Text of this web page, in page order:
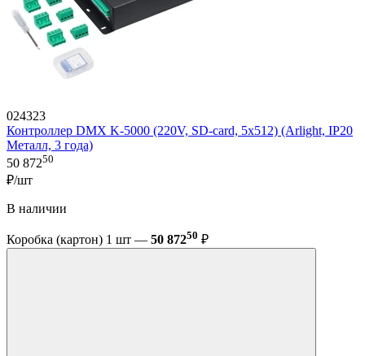
024323
Контроллер DMX K-5000 (220V, SD-card, 5x512) (Arlight, IP20
Металл, 3 года)
50 87250
₽/шт
В наличии
Коробка (картон) 1 шт — 50 87250 ₽